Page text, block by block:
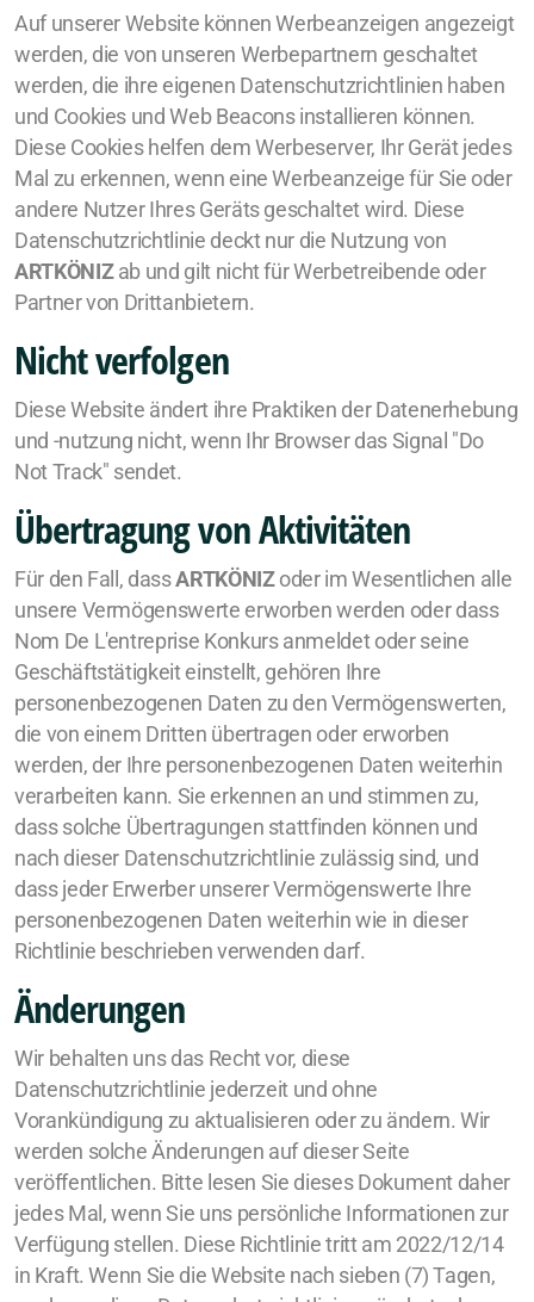
Auf unserer Website können Werbeanzeigen angezeigt
werden, die von unseren Werbepartnern geschaltet
werden, die ihre eigenen Datenschutzrichtlinien haben
und Cookies und Web Beacons installieren können.
Diese Cookies helfen dem Werbeserver, Ihr Gerät jedes
Mal zu erkennen, wenn eine Werbeanzeige für Sie oder
andere Nutzer Ihres Geräts geschaltet wird. Diese
Datenschutzrichtlinie deckt nur die Nutzung von
ARTKÖNIZab und gilt nicht für Werbetreibende oder
Partner von Drittanbietern.
Nicht verfolgen
Diese Website ändert ihre Praktiken der Datenerhebung
und -nutzung nicht, wenn Ihr Browser das Signal "Do
Not Track" sendet.
Übertragung von Aktivitäten
Für den Fall, dassARTKÖNIZoder im Wesentlichen alle
unsere Vermögenswerte erworben werden oder dass
Nom De L'entreprise Konkurs anmeldet oder seine
Geschäftstätigkeit einstellt, gehören Ihre
personenbezogenen Daten zu den Vermögenswerten,
die von einem Dritten übertragen oder erworben
werden, der Ihre personenbezogenen Daten weiterhin
verarbeiten kann. Sie erkennen an und stimmen zu,
dass solche Übertragungen stattfinden können und
nach dieser Datenschutzrichtlinie zulässig sind, und
dass jeder Erwerber unserer Vermögenswerte Ihre
personenbezogenen Daten weiterhin wie in dieser
Richtlinie beschrieben verwenden darf.
Änderungen
Wir behalten uns das Recht vor, diese
Datenschutzrichtlinie jederzeit und ohne
Vorankündigung zu aktualisieren oder zu ändern. Wir
werden solche Änderungen auf dieser Seite
veröffentlichen. Bitte lesen Sie dieses Dokument daher
jedes Mal, wenn Sie uns persönliche Informationen zur
Verfügung stellen. Diese Richtlinie tritt am 2022/12/14
in Kraft. Wenn Sie die Website nach sieben (7) Tagen,